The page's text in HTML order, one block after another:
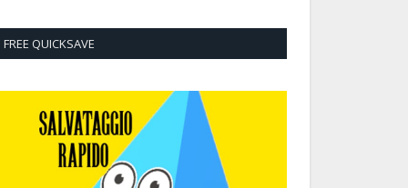
FREE QUICKSAVE